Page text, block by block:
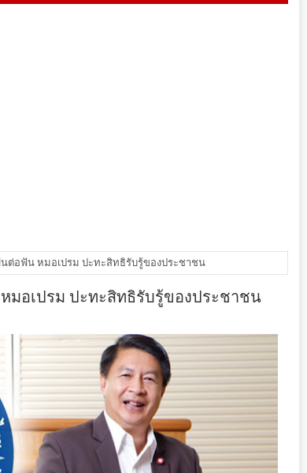
ต่อฟัน หมอเปรม ปะทะสิทธิรับรู้ของประชาชน
อเปรม ปะทะสิทธิรับรู้ของประชาชน